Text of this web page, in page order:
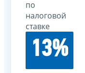
по
налоговой
ставке
13%